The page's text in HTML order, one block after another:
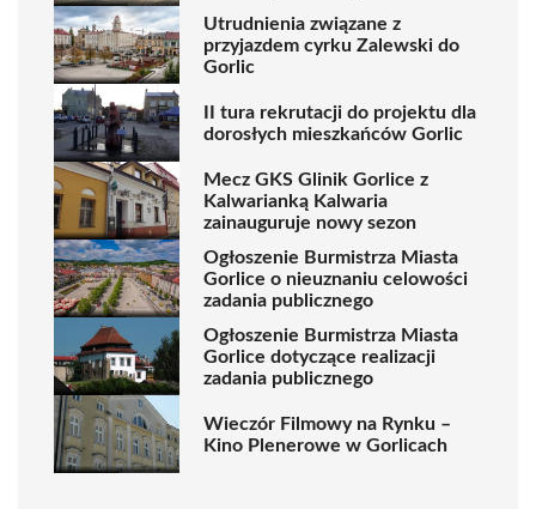
Utrudnienia związane z
przyjazdem cyrku Zalewski do
Gorlic
II tura rekrutacji do projektu dla
dorosłych mieszkańców Gorlic
Mecz GKS Glinik Gorlice z
Kalwarianką Kalwaria
zainauguruje nowy sezon
Ogłoszenie Burmistrza Miasta
Gorlice o nieuznaniu celowości
zadania publicznego
Ogłoszenie Burmistrza Miasta
Gorlice dotyczące realizacji
zadania publicznego
Wieczór Filmowy na Rynku –
Kino Plenerowe w Gorlicach